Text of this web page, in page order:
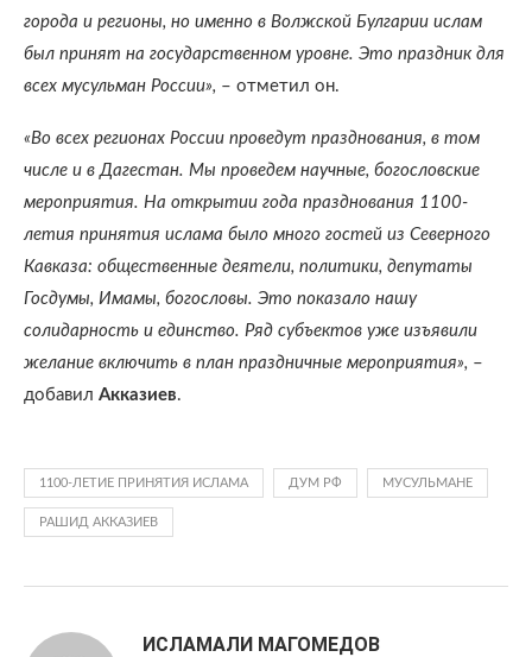
города и регионы, но именно в Волжской Булгарии ислам
был принят на государственном уровне. Это праздник для
всех мусульман России», – отметил он.
«Во всех регионах России проведут празднования, в том
числе и в Дагестан. Мы проведем научные, богословские
мероприятия. На открытии года празднования 1100-
летия принятия ислама было много гостей из Северного
Кавказа: общественные деятели, политики, депутаты
Госдумы, Имамы, богословы. Это показало нашу
солидарность и единство. Ряд субъектов уже изъявили
желание включить в план праздничные мероприятия», –
добавил Акказиев.
1100-ЛЕТИЕ ПРИНЯТИЯ ИСЛАМА ДУМ РФ МУСУЛЬМАНЕ
РАШИД АККАЗИЕВ
ИСЛАМАЛИ МАГОМЕДОВ